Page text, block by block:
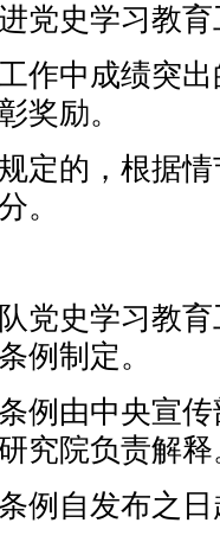
党史学习教
中成绩突出
奖励。
的，根据情
。
史学习教育
例制定。
由中央宣传
究院负责解释
自发布之日